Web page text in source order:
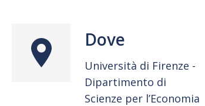
Dove
Università di Firenze -
Dipartimento di
Scienze per l’Economia